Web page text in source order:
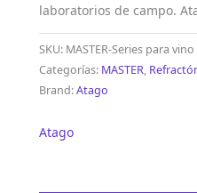
laboratorios de campo.
SKU: MASTER-Series para vino
Categorías: MASTER,
Brand:Atago
Atago